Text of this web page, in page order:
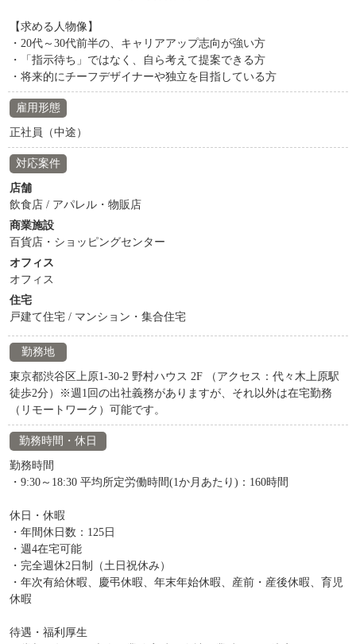
【求める人物像】
・20代～30代前半の、キャリアアップ志向が強い方
・「指示待ち」ではなく、自ら考えて提案できる方
・将来的にチーフデザイナーや独立を目指している方
雇用形態
正社員（中途）
対応案件
店舗
飲食店 / アパレル・物販店
商業施設
百貨店・ショッピングセンター
オフィス
オフィス
住宅
戸建て住宅 / マンション・集合住宅
勤務地
東京都渋谷区上原1-30-2 野村ハウス 2F （アクセス：代々木上原駅
徒歩2分）※週1回の出社義務がありますが、それ以外は在宅勤務
（リモートワーク）可能です。
勤務時間・休日
勤務時間
・9:30～18:30 平均所定労働時間(1か月あたり)：160時間
休日・休暇
・年間休日数：125日
・週4在宅可能
・完全週休2日制（土日祝休み）
・年次有給休暇、慶弔休暇、年末年始休暇、産前・産後休暇、育児
休暇
待遇・福利厚生